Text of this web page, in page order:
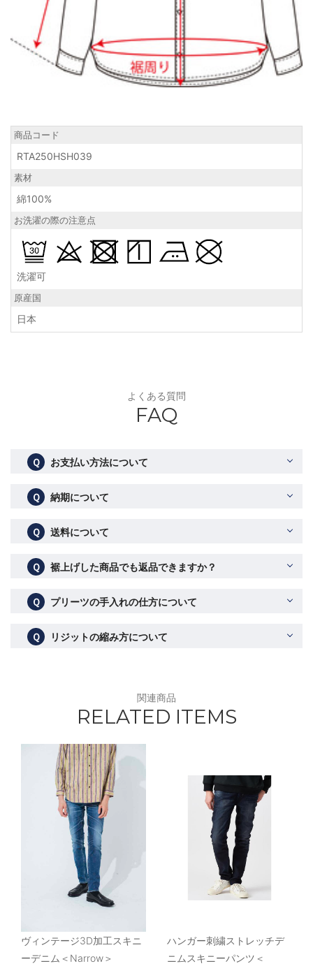
商品コード
RTA250HSH039
素材
綿100%
お洗濯の際の注意点
洗濯可
原産国
日本
よくある質問
FAQ
Ｑ お支払い方法について
Ｑ 納期について
Ｑ 送料について
Ｑ 裾上げした商品でも返品できますか？
Ｑ プリーツの手入れの仕方について
Ｑ リジットの縮み方について
関連商品
RELATED ITEMS
ヴィンテージ3D加工スキニ
ーデニム＜Narrow＞
ハンガー刺繍ストレッチデ
ニムスキニーパンツ＜